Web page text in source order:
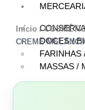
DOCES /
FARINHAS
MASSAS /
Início /
CREME